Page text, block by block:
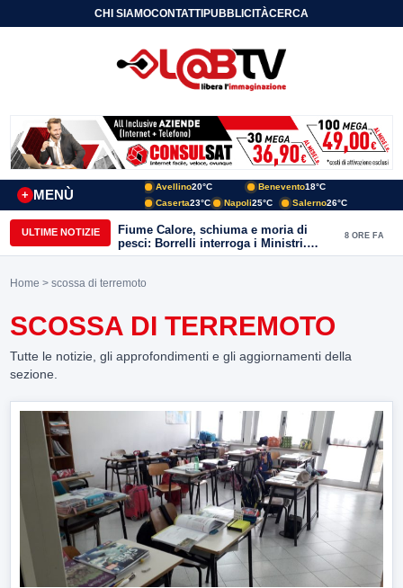
CHI SIAMOCONTATTIPUBBLICITÀCERCA
MENÙ
+
Avellino20°C Benevento18°C
Caserta23°C Napoli25°C Salerno26°C
ULTIME NOTIZIE
Fiume Calore, schiuma e moria di
pesci: Borrelli interroga i Ministri.
“Benevento paga l’assenza del
8 ORE FA
Home > scossa di terremoto
SCOSSA DI TERREMOTO
Tutte le notizie, gli approfondimenti e gli aggiornamenti della
sezione.